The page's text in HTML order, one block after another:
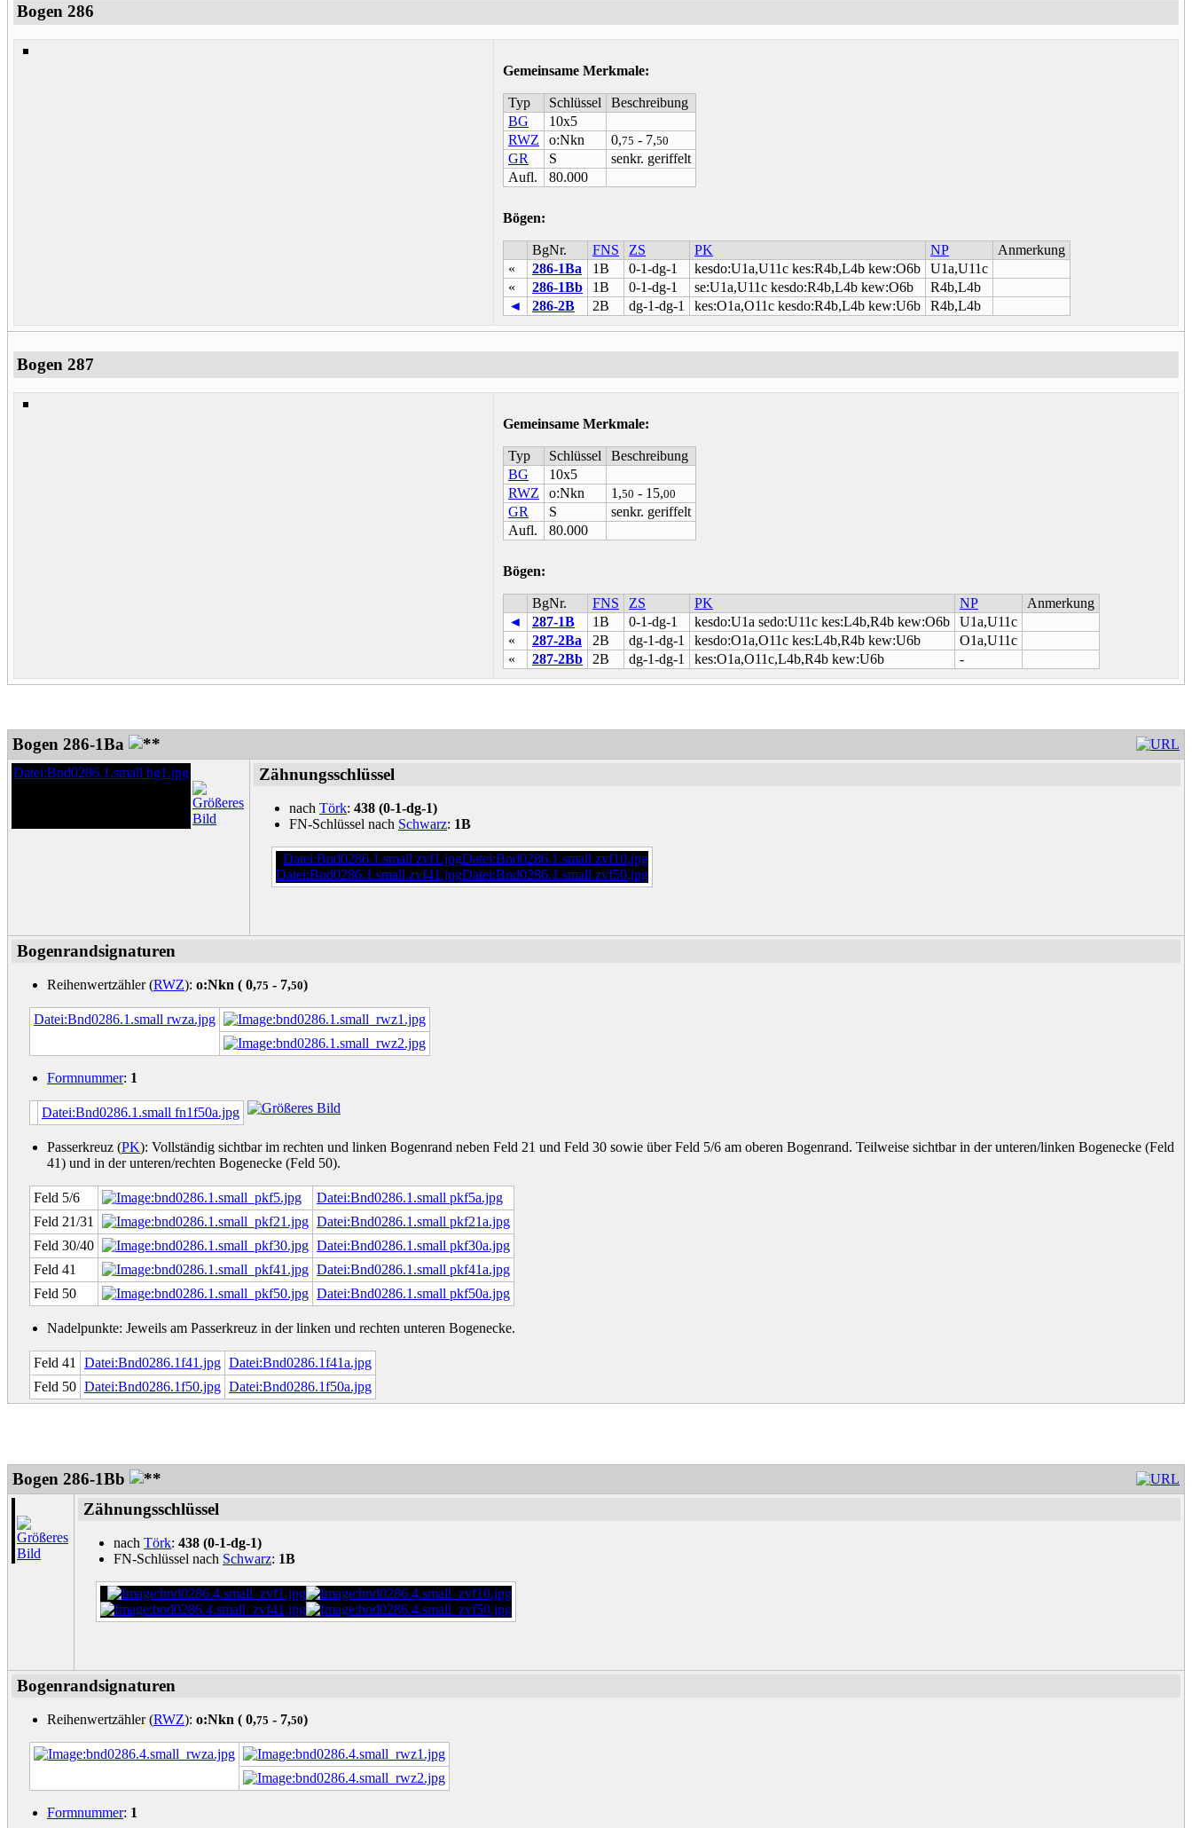
Bogen 286
Gemeinsame Merkmale:
Typ Schlüssel
Beschreibung
BG
10x5
RWZ
o:Nkn 0,75 - 7,50
GR S
senkr. geriffelt
Aufl.
80.000
Bögen:
BgNr. FNS ZS PK NP
Anmerkung
«
286-1Ba 1B 0-1-dg-1 kesdo:U1a,U11c kes:R4b,L4b kew:O6b
U1a,U11c
«
286-1Bb 1B 0-1-dg-1 se:U1a,U11c kesdo:R4b,L4b kew:O6b
R4b,L4b
◄
286-2B 2B dg-1-dg-1 kes:O1a,O11c kesdo:R4b,L4b kew:U6b R4b,L4b
Bogen 287
Gemeinsame Merkmale:
Typ Schlüssel
Beschreibung
BG
10x5
RWZ
o:Nkn 1,50 - 15,00
GR S
senkr. geriffelt
Aufl.
80.000
Bögen:
BgNr. FNS ZS PK NP
Anmerkung
◄
287-1B 1B 0-1-dg-1 kesdo:U1a sedo:U11c kes:L4b,R4b kew:O6b
U1a,U11c
«
287-2Ba 2B dg-1-dg-1 kesdo:O1a,O11c kes:L4b,R4b kew:U6b
O1a,U11c
«
287-2Bb 2B dg-1-dg-1 kes:O1a,O11c,L4b,R4b kew:U6b -
Bogen 286-1Ba
Datei:Bnd0286.1.small bg1.jpg Zähnungsschlüssel
nach Törk: 438 (0-1-dg-1)
FN-Schlüssel nach Schwarz: 1B
Datei:Bnd0286.1.small zvf1.jpgDatei:Bnd0286.1.small zvf10.jpg
Datei:Bnd0286.1.small zvf41.jpgDatei:Bnd0286.1.small zvf50.jpg
Bogenrandsignaturen
Reihenwertzähler (RWZ): o:Nkn ( 0,75 - 7,50)
Datei:Bnd0286.1.small rwza.jpg
Formnummer: 1
Datei:Bnd0286.1.small fn1f50a.jpg
Passerkreuz (PK): Vollständig sichtbar im rechten und linken Bogenrand neben Feld 21 und Feld 30 sowie über Feld 5/6 am oberen Bogenrand. Teilweise sichtbar in der unteren/linken Bogenecke (Feld
41) und in der unteren/rechten Bogenecke (Feld 50).
Feld 5/6
Datei:Bnd0286.1.small pkf5a.jpg
Feld 21/31
Datei:Bnd0286.1.small pkf21a.jpg
Feld 30/40
Datei:Bnd0286.1.small pkf30a.jpg
Feld 41
Datei:Bnd0286.1.small pkf41a.jpg
Feld 50
Datei:Bnd0286.1.small pkf50a.jpg
Nadelpunkte: Jeweils am Passerkreuz in der linken und rechten unteren Bogenecke.
Feld 41 Datei:Bnd0286.1f41.jpg Datei:Bnd0286.1f41a.jpg
Feld 50 Datei:Bnd0286.1f50.jpg Datei:Bnd0286.1f50a.jpg
Bogen 286-1Bb
Zähnungsschlüssel
nach Törk: 438 (0-1-dg-1)
FN-Schlüssel nach Schwarz: 1B
Bogenrandsignaturen
Reihenwertzähler (RWZ): o:Nkn ( 0,75 - 7,50)
Formnummer: 1